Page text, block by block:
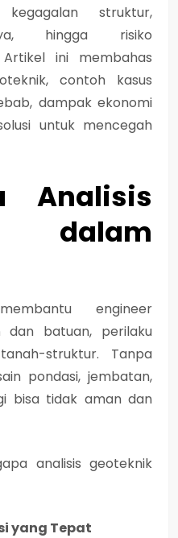
kegagalan struktur,
hingga risiko
ini membahas
contoh kasus
dampak ekonomi
untuk mencegah
Analisis
dalam
engineer
dan batuan, perilaku
struktur. Tanpa
pondasi, jembatan,
bisa tidak aman dan
analisis geoteknik
yang Tepat